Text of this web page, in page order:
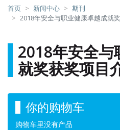
首页 新闻中心
期刊
2018年安全与职业健康卓越成就
2018年安全与
就奖获奖项目
你的购物车
购物车里没有产品